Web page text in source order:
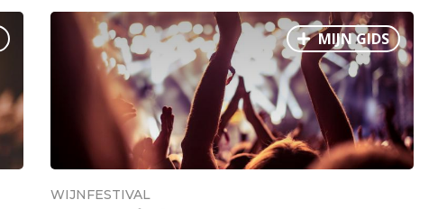
MIJN GIDS
WIJNFESTIVAL